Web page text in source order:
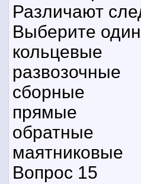
Различают
Выберите
кольцевые
развозочные
сборные
прямые
обратные
маятниковые
Вопрос 15